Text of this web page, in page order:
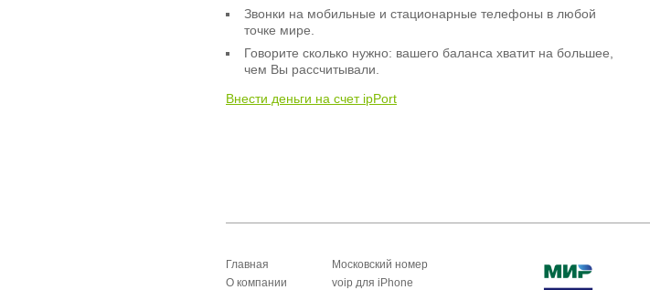
Звонки на мобильные и стационарные телефоны в любой
точке мире.
Говорите сколько нужно: вашего баланса хватит на большее,
чем Вы рассчитывали.
Внести деньги на счет ipPort
Главная
О компании
Московский номер
voip для iPhone